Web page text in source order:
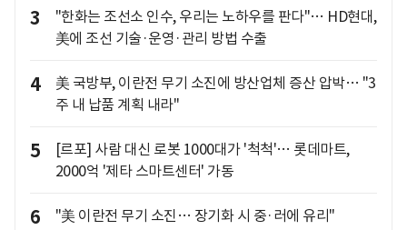
3
"한화는 조선소 인수, 우리는 노하우를 판다"… HD현대,
美에 조선 기술·운영·관리 방법 수출
4
美 국방부, 이란전 무기 소진에 방산업체 증산 압박… "3
주 내 납품 계획 내라"
5
[르포] 사람 대신 로봇 1000대가 '척척'… 롯데마트,
2000억 '제타 스마트센터' 가동
6 "美 이란전 무기 소진… 장기화 시 중·러에 유리"